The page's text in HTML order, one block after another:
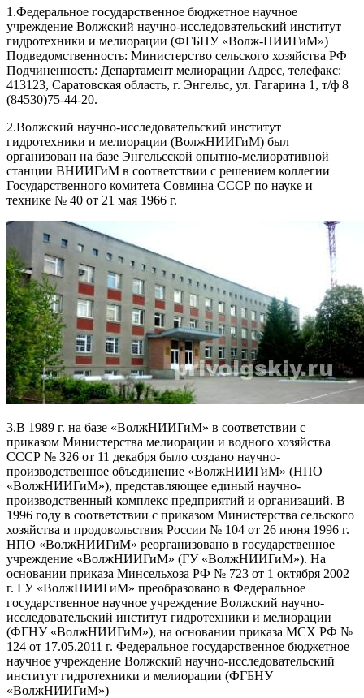
1.Федеральное государственное бюджетное научное
учреждение Волжский научно-исследовательский институт
гидротехники и мелиорации (ФГБНУ «Волж-НИИГиМ»)
Подведомственность: Министерство сельского хозяйства РФ
Подчиненность: Департамент мелиорации Адрес, телефакс:
413123, Саратовская область, г. Энгельс, ул. Гагарина 1, т/ф 8
(84530)75-44-20.
2.Волжский научно-исследовательский институт
гидротехники и мелиорации (ВолжНИИГиМ) был
организован на базе Энгельсской опытно-мелиоративной
станции ВНИИГиМ в соответствии с решением коллегии
Государственного комитета Совмина СССР по науке и
технике № 40 от 21 мая 1966 г.
3.В 1989 г. на базе «ВолжНИИГиМ» в соответствии с
приказом Министерства мелиорации и водного хозяйства
СССР № 326 от 11 декабря было создано научно-
производственное объединение «ВолжНИИГиМ» (НПО
«ВолжНИИГиМ»), представляющее единый научно-
производственный комплекс предприятий и организаций. В
1996 году в соответствии с приказом Министерства сельского
хозяйства и продовольствия России № 104 от 26 июня 1996 г.
НПО «ВолжНИИГиМ» реорганизовано в государственное
учреждение «ВолжНИИГиМ» (ГУ «ВолжНИИГиМ»). На
основании приказа Минсельхоза РФ № 723 от 1 октября 2002
г. ГУ «ВолжНИИГиМ» преобразовано в Федеральное
государственное научное учреждение Волжский научно-
исследовательский институт гидротехники и мелиорации
(ФГНУ «ВолжНИИГиМ»), на основании приказа МСХ РФ №
124 от 17.05.2011 г. Федеральное государственное бюджетное
научное учреждение Волжский научно-исследовательский
институт гидротехники и мелиорации (ФГБНУ
«ВолжНИИГиМ»)